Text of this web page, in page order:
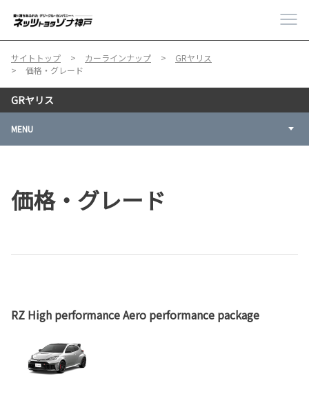
サイトトップ カーラインナップ
GRヤリス
価格・グレード
GRヤリス
MENU
価格・グレード
RZ High performance Aero performance package